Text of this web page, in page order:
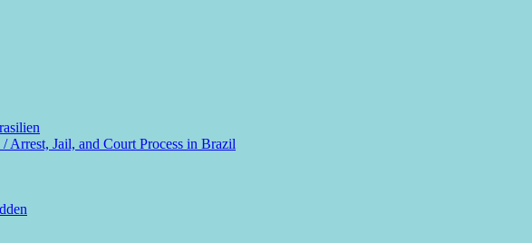
Arrest, Jail, and Court Process in Brazil